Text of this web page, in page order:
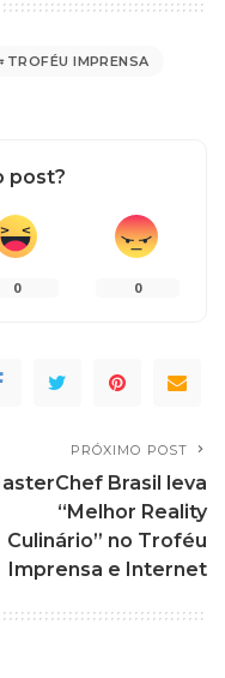
TROFÉU IMPRENSA
post?
0 0
PRÓXIMO POST
Brasil leva
“Melhor Reality
Culinário” no Troféu
Imprensa e Internet